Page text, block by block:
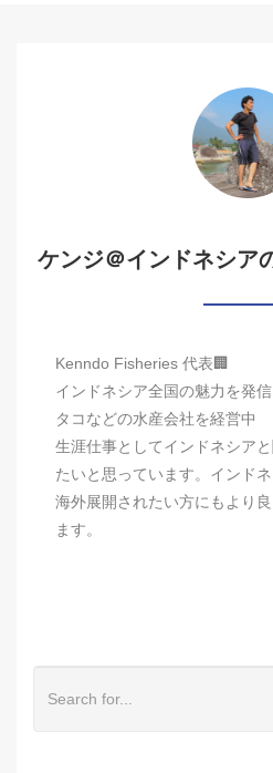
ケンジ＠インドネシ
Kenndo Fisheries 代表🏢
インドネシア全国の魅力を発
タコなどの水産会社を経営中
生涯仕事としてインドネシア
たいと思っています。インド
海外展開されたい方にもより
ます。